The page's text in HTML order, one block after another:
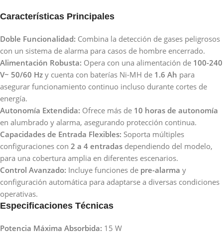
Características Principales
Doble Funcionalidad: Combina la detección de gases peligrosos
con un sistema de alarma para casos de hombre encerrado.
Alimentación Robusta: Opera con una alimentación de 100-240
V~ 50/60 Hz y cuenta con baterías Ni-MH de 1.6 Ah para
asegurar funcionamiento continuo incluso durante cortes de
energía.
Autonomía Extendida: Ofrece más de 10 horas de autonomía
en alumbrado y alarma, asegurando protección continua.
Capacidades de Entrada Flexibles: Soporta múltiples
configuraciones con 2 a 4 entradas dependiendo del modelo,
para una cobertura amplia en diferentes escenarios.
Control Avanzado: Incluye funciones de pre-alarma y
configuración automática para adaptarse a diversas condiciones
operativas.
Especificaciones Técnicas
Potencia Máxima Absorbida: 15 W